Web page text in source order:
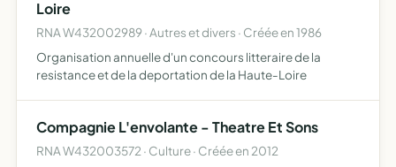
Loire
RNA W432002989 · Autres et divers · Créée en 1986
Organisation annuelle d'un concours litteraire de la
resistance et de la deportation de la Haute-Loire
Compagnie L'envolante - Theatre Et Sons
RNA W432003572 · Culture · Créée en 2012